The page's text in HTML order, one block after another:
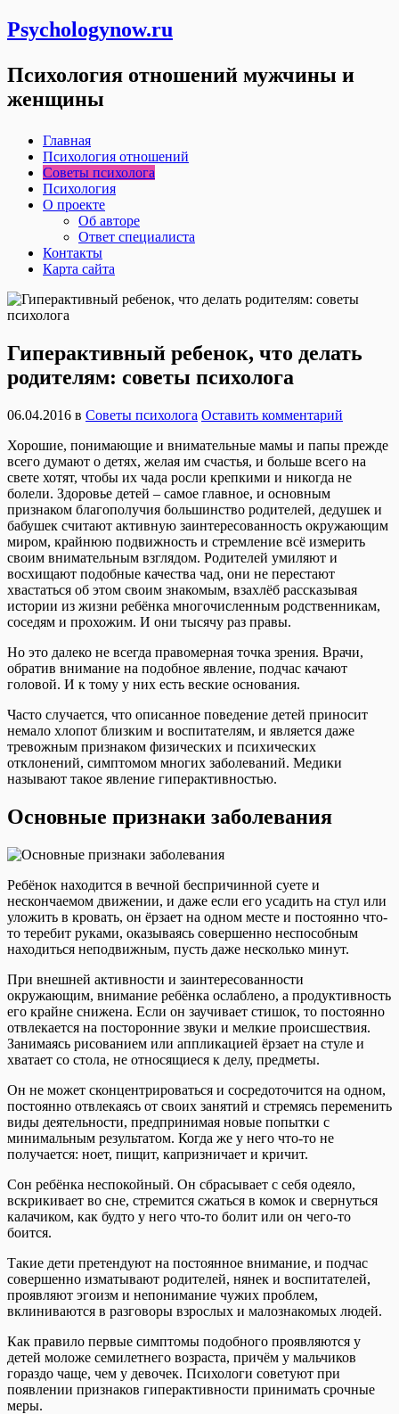
Psychologynow.ru
Психология отношений мужчины и
женщины
Главная
Психология отношений
Советы психолога
Психология
О проекте
Об авторе
Ответ специалиста
Контакты
Карта сайта
Гиперактивный ребенок, что делать
родителям: советы психолога
06.04.2016 в Советы психолога Оставить комментарий
Хорошие, понимающие и внимательные мамы и папы прежде
всего думают о детях, желая им счастья, и больше всего на
свете хотят, чтобы их чада росли крепкими и никогда не
болели. Здоровье детей – самое главное, и основным
признаком благополучия большинство родителей, дедушек и
бабушек считают активную заинтересованность окружающим
миром, крайнюю подвижность и стремление всё измерить
своим внимательным взглядом. Родителей умиляют и
восхищают подобные качества чад, они не перестают
хвастаться об этом своим знакомым, взахлёб рассказывая
истории из жизни ребёнка многочисленным родственникам,
соседям и прохожим. И они тысячу раз правы.
Но это далеко не всегда правомерная точка зрения. Врачи,
обратив внимание на подобное явление, подчас качают
головой. И к тому у них есть веские основания.
Часто случается, что описанное поведение детей приносит
немало хлопот близким и воспитателям, и является даже
тревожным признаком физических и психических
отклонений, симптомом многих заболеваний. Медики
называют такое явление гиперактивностью.
Основные признаки заболевания
Ребёнок находится в вечной беспричинной суете и
нескончаемом движении, и даже если его усадить на стул или
уложить в кровать, он ёрзает на одном месте и постоянно что-
то теребит руками, оказываясь совершенно неспособным
находиться неподвижным, пусть даже несколько минут.
При внешней активности и заинтересованности
окружающим, внимание ребёнка ослаблено, а продуктивность
его крайне снижена. Если он заучивает стишок, то постоянно
отвлекается на посторонние звуки и мелкие происшествия.
Занимаясь рисованием или аппликацией ёрзает на стуле и
хватает со стола, не относящиеся к делу, предметы.
Он не может сконцентрироваться и сосредоточится на одном,
постоянно отвлекаясь от своих занятий и стремясь переменить
виды деятельности, предпринимая новые попытки с
минимальным результатом. Когда же у него что-то не
получается: ноет, пищит, капризничает и кричит.
Сон ребёнка неспокойный. Он сбрасывает с себя одеяло,
вскрикивает во сне, стремится сжаться в комок и свернуться
калачиком, как будто у него что-то болит или он чего-то
боится.
Такие дети претендуют на постоянное внимание, и подчас
совершенно изматывают родителей, нянек и воспитателей,
проявляют эгоизм и непонимание чужих проблем,
вклиниваются в разговоры взрослых и малознакомых людей.
Как правило первые симптомы подобного проявляются у
детей моложе семилетнего возраста, причём у мальчиков
гораздо чаще, чем у девочек. Психологи советуют при
появлении признаков гиперактивности принимать срочные
меры.